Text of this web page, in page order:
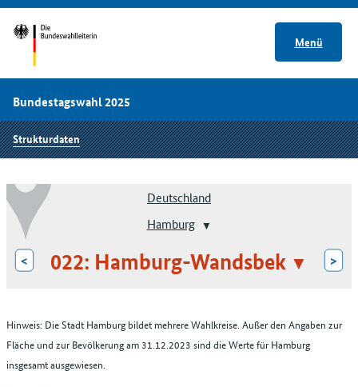
Menü
Bundestagswahl 2025
Strukturdaten
Deutschland
Hamburg
< 022: Hamburg-Wandsbek >
Hinweis: Die Stadt Hamburg bildet mehrere Wahlkreise. Außer den Angaben zur
Fläche und zur Bevölkerung am 31.12.2023 sind die Werte für Hamburg
insgesamt ausgewiesen.